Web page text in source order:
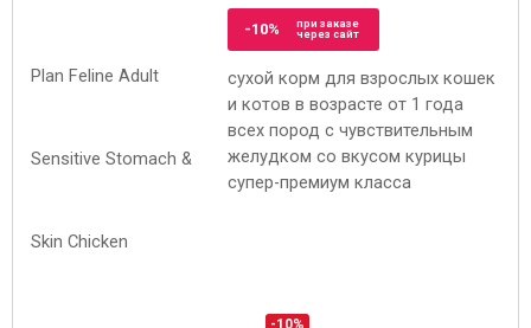
-10%
при заказе
через сайт
сухой корм для взрослых кошек
и котов в возрасте от 1 года
всех пород с чувствительным
желудком со вкусом курицы
супер-премиум класса
-10%